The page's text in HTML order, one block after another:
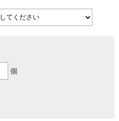
個